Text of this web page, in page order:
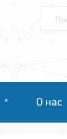
О нас